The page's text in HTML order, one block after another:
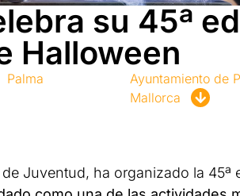
su 45ª
Halloween
Palma
Ayuntamiento de
Mallorca
Juventud, ha organizado la 45ª